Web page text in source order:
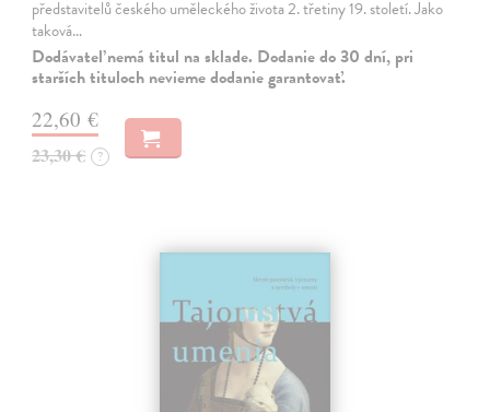
představitelů českého uměleckého života 2. třetiny 19. století. Jako
taková…
Dodávateľ nemá titul na sklade. Dodanie do 30 dní, pri
starších tituloch nevieme dodanie garantovať.
22,60 €
23,30 € ?